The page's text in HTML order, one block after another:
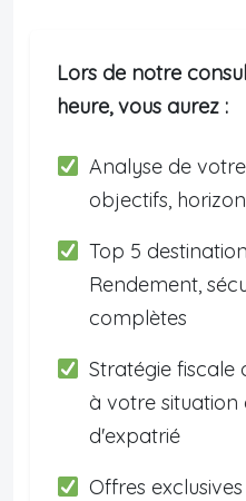
Lors de notre
heure, vous aurez :
Analyse de
objectifs,
Top 5
Rendement,
complètes
Stratégie
à votre situation
d'expatrié
Offres